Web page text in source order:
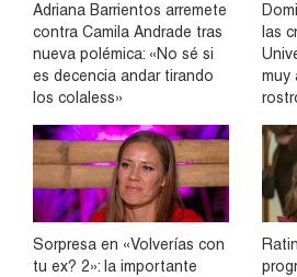
Adriana Barrientos arremete
contra Camila Andrade tras
nueva polémica: «No sé si
es decencia andar tirando
los colaless»
las
muy
Sorpresa en «Volverías con
tu ex? 2»: la importante